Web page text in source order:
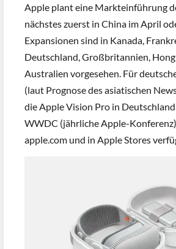
Apple plant eine Markteinführung
nächstes zuerst in China im April
Expansionen sind in Kanada,
Deutschland, Großbritannien,
Australien vorgesehen. Für
(laut Prognose des asiatischen
die Apple Vision Pro in
WWDC (jährliche Apple-
apple.com und in Apple Stores